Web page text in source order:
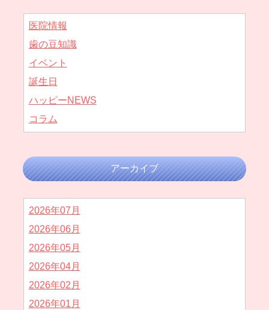
医院情報
歯の豆知識
イベント
誕生日
ハッピーNEWS
コラム
アーカイブ
2026年07月
2026年06月
2026年05月
2026年04月
2026年02月
2026年01月